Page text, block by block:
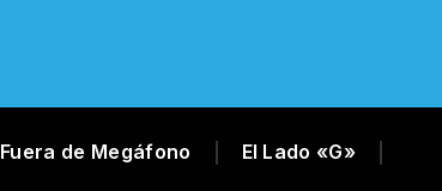
Fuera de Megáfono El Lado «G»